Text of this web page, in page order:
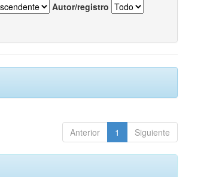
Autor/registro
Anterior 1 Siguiente